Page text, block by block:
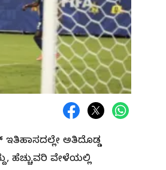
ಅತಿದೊಡ್ಡ
ಹೆಚ್ಚುವರಿ ವೇಳೆಯಲ್ಲಿ